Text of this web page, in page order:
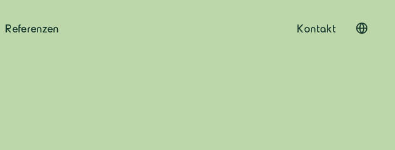
Referenzen Kontakt